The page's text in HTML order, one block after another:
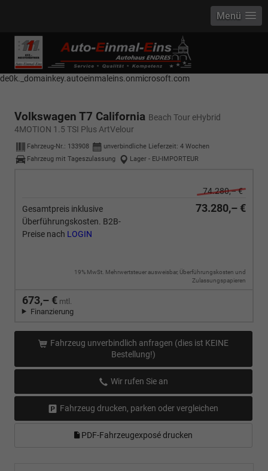
------------ Host Name : selector1._domainkey Points to address or value:
selector1-aee-de0k._domainkey.autoeinmaleins.onmicrosoft.com Host
Name : selector2._domainkey Points to address or value: selector2-aee-
de0k._domainkey.autoeinmaleins.onmicrosoft.com
Menü
Volkswagen T7 California Beach Tour eHybrid
4MOTION 1.5 TSI Plus ArtVelour
Fahrzeug-Nr.: 133908 unverbindliche Lieferzeit: 4 Wochen
Fahrzeug mit Tageszulassung
Lager - EU-IMPORTEUR
74.280,– €
Gesamtpreis inklusive
Überführungskosten. B2B-
Preise nach LOGIN
73.280,– €
19% MwSt. Mehrwertsteuer ausweisbar, Überführungskosten und
Zulassungspapieren
673,– € mtl.
Finanzierung
Fahrzeug unverbindlich anfragen (dies ist KEINE
Bestellung!)
Wir rufen Sie an
Fahrzeug drucken, parken oder vergleichen
PDF-Fahrzeugexposé drucken